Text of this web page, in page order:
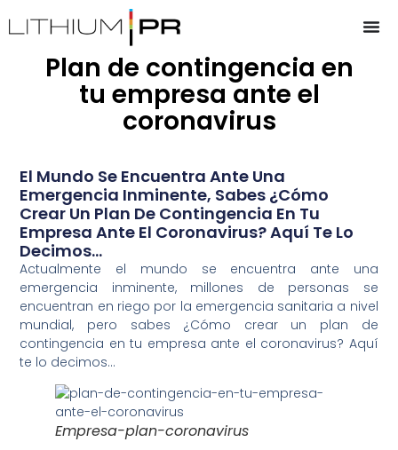
Plan de contingencia en
tu empresa ante el
coronavirus
El Mundo Se Encuentra Ante Una
Emergencia Inminente, Sabes ¿Cómo
Crear Un Plan De Contingencia En Tu
Empresa Ante El Coronavirus? Aquí Te Lo
Decimos...
Actualmente el mundo se encuentra ante una
emergencia inminente, millones de personas se
encuentran en riego por la emergencia sanitaria a nivel
mundial, pero sabes ¿Cómo crear un plan de
contingencia en tu empresa ante el coronavirus? Aquí
te lo decimos…
Empresa-plan-coronavirus